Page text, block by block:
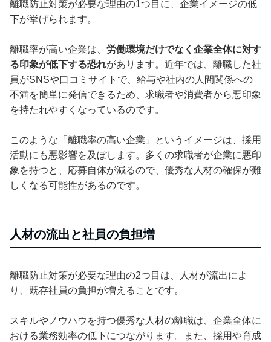
離職防止対策が必要な理由の1つ目に、企業イメージの低
下が挙げられます。
離職率が高い企業は、 労働環境だけでなく企業全体に対す
る印象が低下する恐れがあります。近年では、離職した社
員がSNSや口コミサイトで、給与や社内の人間関係への
不満を簡単に発信できるため、求職者や消費者から悪印象
を持たれやすくなっているのです。
このような「離職率の高い企業」というイメージは、採用
活動にも悪影響を及ぼします。多くの求職者が企業に悪印
象を持つと、応募自体が減るので、優秀な人材の確保が難
しくなる可能性があるのです。
人材の流出と社員の負担増
離職防止対策が必要な理由の2つ目は、人材が流出によ
り、既存社員の負担が増えることです。
スキルやノウハウを持つ優秀な人材の離職は、企業全体に
おける業務効率の低下につながります。また、採用や育成